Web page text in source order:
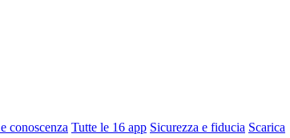
conoscenza Tutte le 16 app Sicurezza e fiducia Scarica